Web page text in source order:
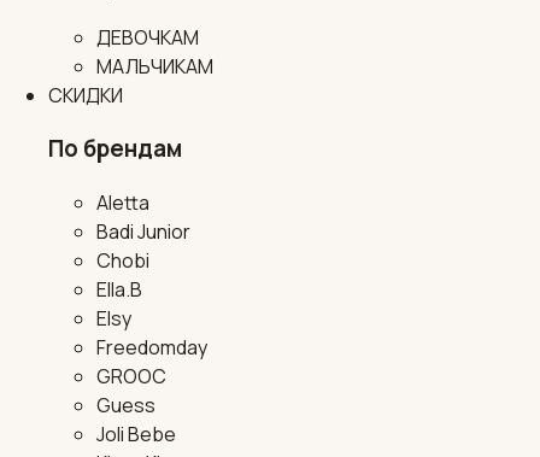
ДЕВОЧКАМ
МАЛЬЧИКАМ
СКИДКИ
По брендам
Aletta
Badi Junior
Chobi
Ella.B
Elsy
Freedomday
GROOC
Guess
Joli Bebe